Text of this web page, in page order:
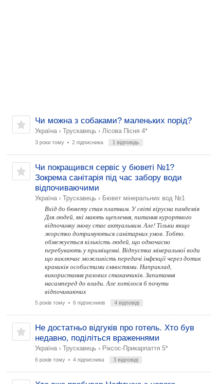
Чи можна з собаками? маленьких порід?
Україна › Трускавець › Лісова Пісня 4*
3 роки тому • 2 підписника 1 відповідь
Чи покращився сервіс у бюветі №1?
Зокрема санітарія під час забору води
відпочиваючими
Україна › Трускавець › Бювет мінеральних вод №1
Вхід до бювету став платним. У світі вірусна пандемія
Для людей, які мають щеплення, питання курортного
відпочинку знову стає актуальним. Але! Тільки якщо
жорстко дотримуються санітарних умов. Тобто.
обмежується кількість людей, що одночасно
перебувають у приміщенні. Відпустка мінеральної води
що виключає можливість передачі інфекції через дотик
краників особистими ємностями. Наприклад,
використання разових стаканчиків. Запитання
насамперед до влади. Але хотілося б почути
відпочиваючих
5 років тому • 6 підписників 4 відповіді
Не достатньо відгуків про готель. Хто був
недавно, поділіться враженнями
Україна › Трускавець › Ріксос-Прикарпаття 5*
6 років тому • 4 підписника 3 відповіді